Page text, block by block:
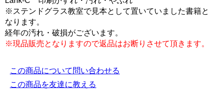
※ステンドグラス教室で見本として置いていました書籍と
なります。
経年の汚れ・破損がございます。
※現品販売となりますので返品はお断りさせて頂きます。
この商品について問い合わせる
この商品を友達に教える